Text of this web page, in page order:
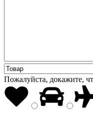
Пожалуйста, докажите,